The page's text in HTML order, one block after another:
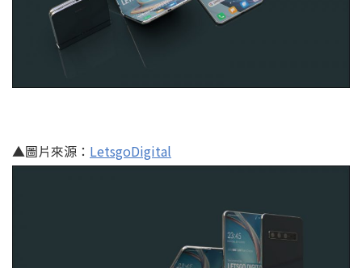
▲圖片來源： LetsgoDigital